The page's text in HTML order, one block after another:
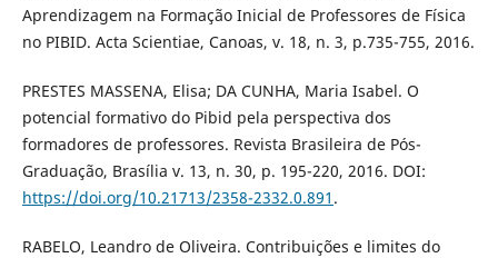
Aprendizagem na Formação Inicial de Professores de Física
no PIBID. Acta Scientiae, Canoas, v. 18, n. 3, p.735-755, 2016.
PRESTES MASSENA, Elisa; DA CUNHA, Maria Isabel. O
potencial formativo do Pibid pela perspectiva dos
formadores de professores. Revista Brasileira de Pós-
Graduação, Brasília v. 13, n. 30, p. 195-220, 2016. DOI:
https://doi.org/10.21713/2358-2332.0.891 .
RABELO, Leandro de Oliveira. Contribuições e limites do